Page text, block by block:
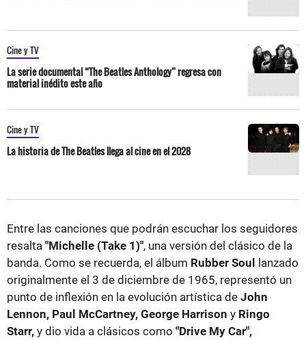
Cine y TV
La serie documental “The Beatles Anthology” regresa con
material inédito este año
Cine y TV
La historia de The Beatles llega al cine en el 2028
Entre las canciones que podrán escuchar los seguidores
resalta "Michelle (Take 1)", una versión del clásico de la
banda. Como se recuerda, el álbum Rubber Soul
lanzado
originalmente el 3 de diciembre de 1965, representó un
punto de inflexión en la evolución artística de John
Lennon, Paul McCartney, George Harrison y Ringo
Starr, y dio vida a clásicos como "Drive My Car",